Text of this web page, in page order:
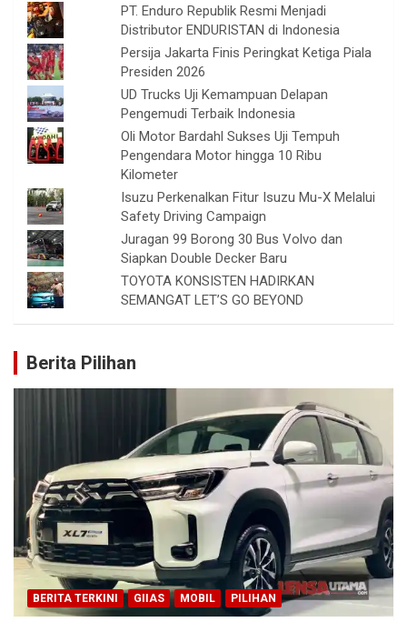
PT. Enduro Republik Resmi Menjadi
Distributor ENDURISTAN di Indonesia
Persija Jakarta Finis Peringkat Ketiga Piala
Presiden 2026
UD Trucks Uji Kemampuan Delapan
Pengemudi Terbaik Indonesia
Oli Motor Bardahl Sukses Uji Tempuh
Pengendara Motor hingga 10 Ribu
Kilometer
Isuzu Perkenalkan Fitur Isuzu Mu-X Melalui
Safety Driving Campaign
Juragan 99 Borong 30 Bus Volvo dan
Siapkan Double Decker Baru
TOYOTA KONSISTEN HADIRKAN
SEMANGAT LET’S GO BEYOND
Berita Pilihan
BERITA TERKINI GIIAS MOBIL PILIHAN